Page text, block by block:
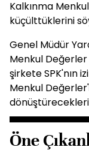
Kalkınma
küçülttüklerini
Genel Müdür
Menkul Değerler
şirkete SPK'nın
Menkul
Öne